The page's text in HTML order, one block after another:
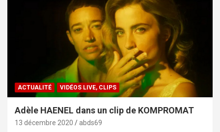
ACTUALITÉ VIDÉOS LIVE, CLIPS
Adèle HAENEL dans un clip de KOMPROMAT
13 décembre 2020 abds69